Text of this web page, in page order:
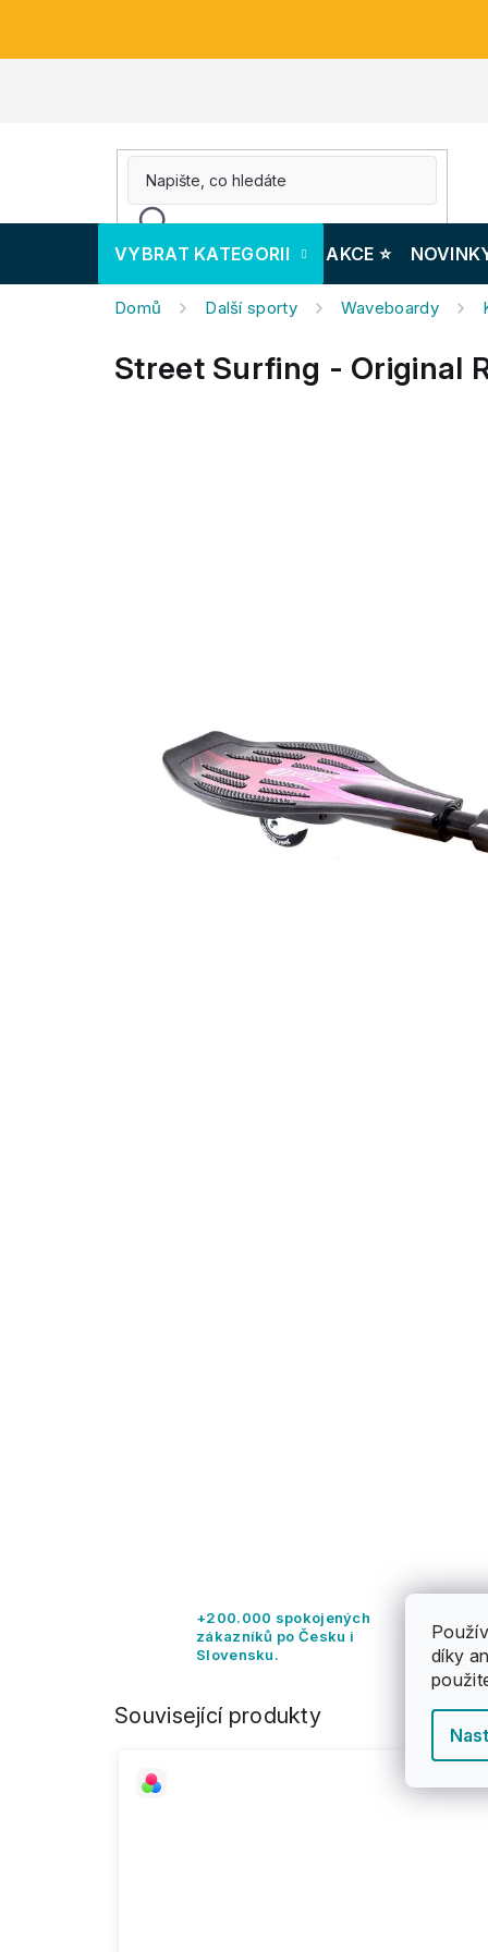
díky
VYBRAT KATEGORII AKCE ⭐️
Domů Další sporty Waveboardy
Street Surfing - Original
+200.000 spokojených
zákazníků po Česku i
Slovensku.
Související produkty